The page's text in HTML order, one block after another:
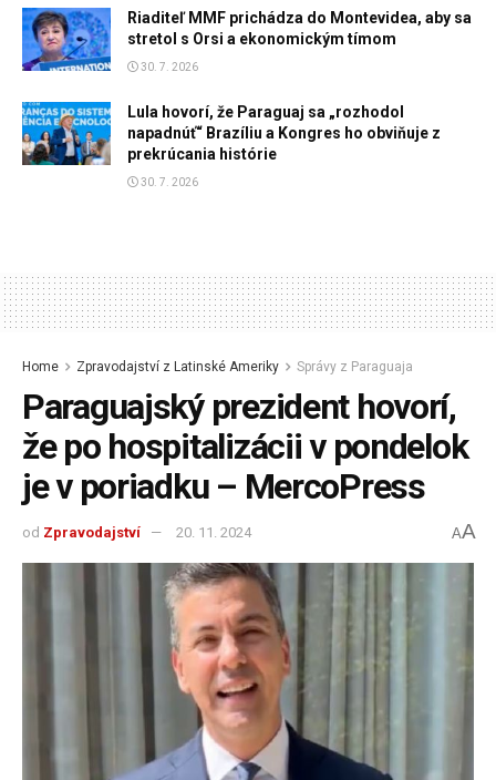
Riaditeľ MMF prichádza do Montevidea, aby sa
stretol s Orsi a ekonomickým tímom
30. 7. 2026
Lula hovorí, že Paraguaj sa „rozhodol
napadnúť“ Brazíliu a Kongres ho obviňuje z
prekrúcania histórie
30. 7. 2026
Home Zpravodajství z Latinské Ameriky Správy z Paraguaja
Paraguajský prezident hovorí,
že po hospitalizácii v pondelok
je v poriadku – MercoPress
od Zpravodajství 20. 11. 2024 AA